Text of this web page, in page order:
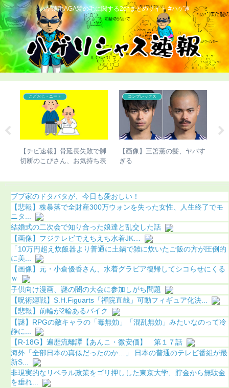
ハゲ薄毛AGA髪の毛に関する2chまとめサイト #ハゲ速
コンプレックス
【ハゲ速報】藤井隆さん、地
味にハゲる（画像あり）
コンプレックス
【ハゲ速報】「ハゲ男性の違
法化」を目指す運動が巻き起
ブブ家のドタバタが、今日も愛おしい！
【悲報】株暴落で全財産300万ウォンを失った女性、人生終了でモ
ニタ...
結婚式の二次会で知り合った娘達と乱交した話
【画像】フジテレビでえちえち水着JK…
「10万円超え炊飯器より普通に土鍋で雑に炊いたご飯の方が圧倒的
に美...
【画像】元・小倉優香さん、水着グラビア復帰してシコらせにくる
ｗ
子供向け漫画、謎の闇の大会に参加しがち問題
【呪術廻戦】S.H.Figuarts「禪院直哉」可動フィギュア化決...
【悲報】前輪が2輪あるバイク
【謎】RPGの敵キャラの「毒無効」「混乱無効」みたいなのって冷
静に...
【R-18G】遍歴流離譚【あんこ・微安価】 第１７話
海外「全部日本の真似だったのか…」 日本の普通のテレビ番組が最
新S...
非現実的なリベラル政策をゴリ押しした東京大学、貯金から無駄金
を垂れ...